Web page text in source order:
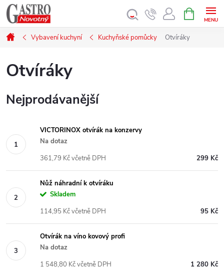
Přejít
na
obsah
NÁKUPNÍ
KOŠÍK
DomůVybavení kuchyní Kuchyňské pomůcky Otvíráky
Otvíráky
Nejprodávanější
VICTORINOX otvírák na konzervy
Na dotaz
299 Kč
361,79 Kč včetně DPH
Nůž náhradní k otvíráku
Skladem
95 Kč
114,95 Kč včetně DPH
Otvírák na víno kovový profi
Na dotaz
1 280 Kč
1 548,80 Kč včetně DPH